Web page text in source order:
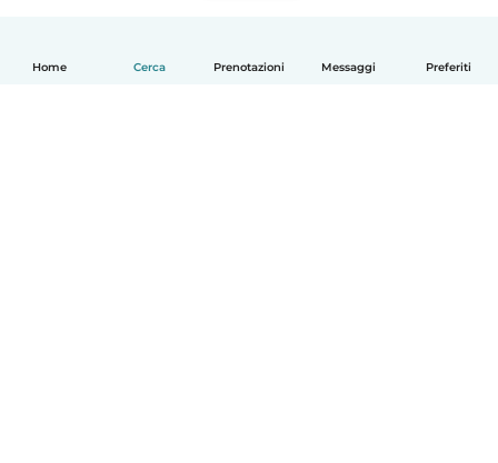
Home Cerca Prenotazioni Messaggi Preferiti